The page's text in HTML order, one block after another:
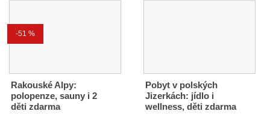
-51 %
Rakouské Alpy:
polopenze, sauny i 2
děti zdarma
Pobyt v polských
Jizerkách: jídlo i
wellness, děti zdarma